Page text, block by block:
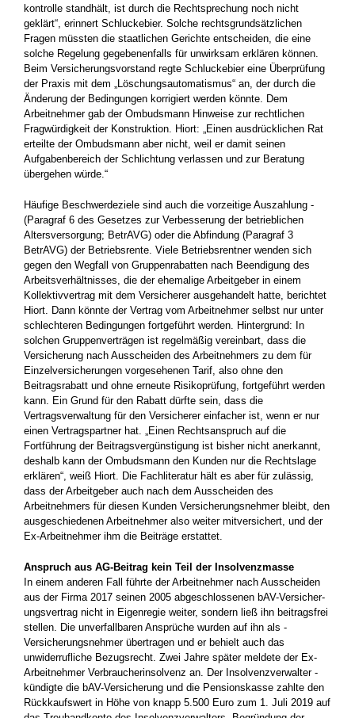
kontrolle standhält, ist durch die Rechtsprechung noch nicht
geklärt“, erinnert Schluckebier. Solche rechtsgrundsätzlichen
Fragen müssten die staatlichen Gerichte entscheiden, die eine
solche Regelung gegebenenfalls für unwirksam erklären können.
Beim Versicherungsvorstand regte Schluckebier eine Überprüfung
der ­Praxis mit dem „Löschungsautomatismus“ an, der durch die
Änderung der Bedingungen korrigiert werden könnte. Dem
Arbeitnehmer gab der Ombudsmann Hinweise zur rechtlichen
Fragwürdigkeit der Konstruktion. Hiort: „Einen ausdrücklichen Rat
erteilte der Ombudsmann aber nicht, weil er damit seinen
Aufgabenbereich der Schlichtung verlassen und zur Beratung
übergehen würde.“
Häufige Beschwerdeziele sind auch die vorzeitige Auszahlung ­
(Paragraf 6 des Gesetzes zur Verbesserung der betrieblichen
Altersversorgung; BetrAVG) oder die Abfindung (Paragraf 3
BetrAVG) der Betriebsrente. Viele Betriebsrentner wenden sich
gegen den ­Wegfall von Gruppenrabatten nach Beendigung des
Arbeitsverhältnisses, die der ehemalige Arbeitgeber in einem
Kollektivvertrag mit dem Versicherer ausgehandelt hatte, berichtet
Hiort. Dann könnte der Vertrag vom Arbeitnehmer selbst nur unter
schlechteren ­Bedingungen fortgeführt werden. Hintergrund: In
solchen Gruppen­verträgen ist regelmäßig vereinbart, dass die
Versicherung nach Ausscheiden des Arbeitnehmers zu dem für
Einzelversicherungen vorgesehenen Tarif, also ohne den
Beitragsrabatt und ohne erneute Risikoprüfung, fortgeführt werden
kann. Ein Grund für den Rabatt dürfte sein, dass die
Vertragsverwaltung für den Versicherer einfacher ist, wenn er nur
einen Vertragspartner hat. „Einen Rechtsanspruch auf die
Fortführung der Beitragsvergünstigung ist bisher nicht anerkannt,
deshalb kann der Ombudsmann den ­Kunden nur die Rechtslage
erklären“, weiß Hiort. Die Fachliteratur hält es aber für zulässig,
dass der Arbeitgeber auch nach dem ­Ausscheiden des
Arbeitnehmers für diesen Kunden Versicherungsnehmer bleibt, den
ausgeschiedenen Arbeitnehmer also weiter mitversichert, und der
Ex-Arbeitnehmer ihm die Beiträge erstattet.
Anspruch aus AG-Beitrag kein Teil der Insolvenzmasse
In einem anderen Fall führte der Arbeitnehmer nach Ausscheiden
aus der Firma 2017 seinen 2005 abgeschlossenen bAV-Versicher­
ungsvertrag nicht in Eigenregie weiter, sondern ließ ihn beitragsfrei
stellen. Die unverfallbaren Ansprüche wurden auf ihn als ­
Versicherungsnehmer übertragen und er behielt auch das
unwiderrufliche Bezugsrecht. Zwei Jahre später meldete der Ex-
Arbeitnehmer Verbraucherinsolvenz an. Der Insolvenzverwalter ­
kündigte die bAV-Versicherung und die Pensionskasse zahlte den
Rückkaufswert in Höhe von knapp 5.500 Euro zum 1. Juli 2019 auf